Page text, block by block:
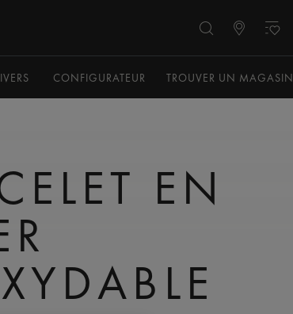
CONFIGURATEUR TROUVER UN MAGASIN
EN